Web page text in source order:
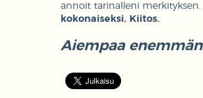
annoit tarinalleni merkityksen.
kokonaiseksi. Kiitos.
Aiempaa enemmän